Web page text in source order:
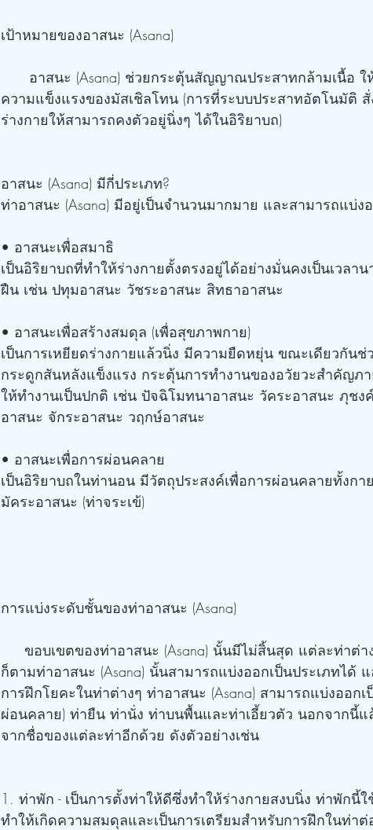
เป้าหมายของอาสนะ (Asana)
ความแข็งแรงของมัสเชิลโทน (การที่ระบบประสาทอัตโนมัติ
ร่างกายให้สามารถคงตัวอยู่นิ่งๆ ได้ในอิริยาบถ)
อาสนะ (Asana) มีกี่ประเภท?
ท่าอาสนะ (Asana) มีอยู่เป็นจำนวนมากมาย และสามารถแบ่ง
• อาสนะเพื่อสมาธิ
เป็นอิริยาบถที่ทำให้ร่างกายตั้งตรงอยู่ได้อย่างมั่นคงเป็นเวล
ฝืน เช่น ปทุมอาสนะ วัชระอาสนะ สิทธาอาสนะ
• อาสนะเพื่อสร้างสมดุล (เพื่อสุขภาพกาย)
เป็นการเหยียดร่างกายแล้วนิ่ง มีความยืดหยุ่น ขณะเดียวกันช่
กระดูกสันหลังแข็งแรง กระตุ้นการทำงานของอวัยวะสำคัญภ
ให้ทำงานเป็นปกติ เช่น ปัจฉิโมทนาอาสนะ วัคระอาสนะ ภุช
อาสนะ จักระอาสนะ วฤกษ์อาสนะ
• อาสนะเพื่อการผ่อนคลาย
เป็นอิริยาบถในท่านอน มีวัตถุประสงค์เพื่อการผ่อนคลายทั้งกา
มัคระอาสนะ (ท่าจระเข้)
การแบ่งระดับชั้นของท่าอาสนะ (Asana)
ก็ตามท่าอาสนะ (Asana) นั้นสามารถแบ่งออกเป็นประเภทได้
การฝึกโยคะในท่าต่างๆ ท่าอาสนะ (Asana) สามารถแบ่งออก
ผ่อนคลาย) ท่ายืน ท่านั่ง ท่าบนพื้นและท่าเอี้ยวตัว นอกจากนี้แ
จากชื่อของแต่ละท่าอีกด้วย ดังตัวอย่างเช่น
1. ท่าพัก - เป็นการตั้งท่าให้ดีซึ่งทำให้ร่างกายสงบนิ่ง ท่าพักนี้
ทำให้เกิดความสมดุลและเป็นการเตรียมสำหรับการฝึกในท่าต่